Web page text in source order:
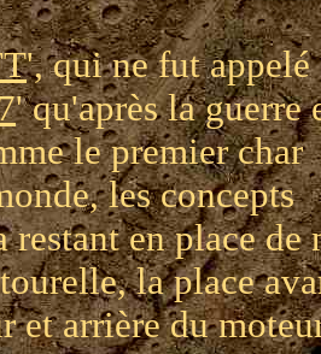
', qui ne fut appelé
' qu'après la guerre
le premier char
les concepts
en place de
la place
et arrière du